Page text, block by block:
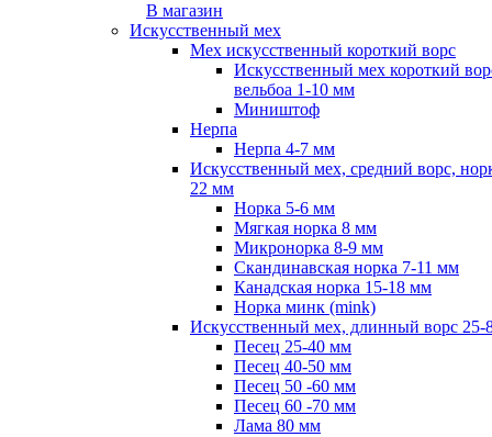
В магазин
Искусственный мех
Мех искусственный короткий ворс
Искусственный мех короткий
вельбоа 1-10 мм
Миништоф
Нерпа
Нерпа 4-7 мм
Искусственный мех, средний ворс,
22 мм
Норка 5-6 мм
Мягкая норка 8 мм
Микронорка 8-9 мм
Скандинавская норка 7-11 мм
Канадская норка 15-18 мм
Норка минк (mink)
Искусственный мех, длинный ворс 25-
Песец 25-40 мм
Песец 40-50 мм
Песец 50 -60 мм
Песец 60 -70 мм
Лама 80 мм